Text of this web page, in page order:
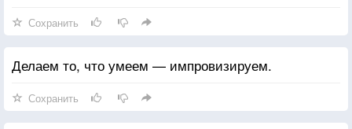
Сохранить
Делаем то, что умеем — импровизируем.
Сохранить